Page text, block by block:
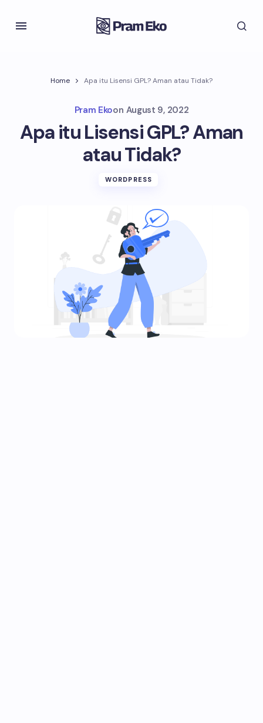
Home Apa itu Lisensi GPL? Aman atau Tidak?
Pram Ekoon August 9, 2022
Apa itu Lisensi GPL? Aman
atau Tidak?
WORDPRESS